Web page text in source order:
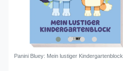
Panini Bluey: Mein lustiger Kindergartenblock